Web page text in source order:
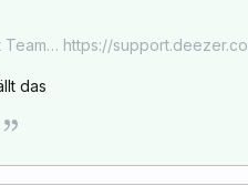
Team… https://
das